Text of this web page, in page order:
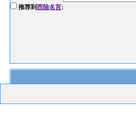
推荐到西陆名言: